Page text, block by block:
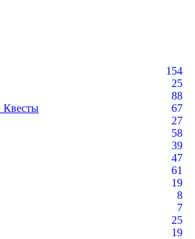
154
25
88
Квесты
67
27
58
39
47
61
19
8
7
25
19